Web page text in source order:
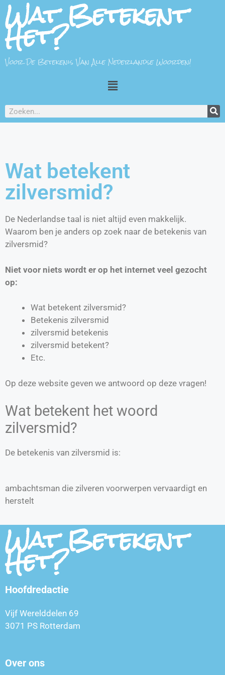
Wat Betekent
Het?
Voor De Betekenis Van Alle Nederlandse Woorden!
Wat betekent
zilversmid?
De Nederlandse taal is niet altijd even makkelijk.
Waarom ben je anders op zoek naar de betekenis van
zilversmid?
Niet voor niets wordt er op het internet veel gezocht
op:
Wat betekent zilversmid?
Betekenis zilversmid
zilversmid betekenis
zilversmid betekent?
Etc.
Op deze website geven we antwoord op deze vragen!
Wat betekent het woord
zilversmid?
De betekenis van zilversmid is:
ambachtsman die zilveren voorwerpen vervaardigt en
herstelt
Wat Betekent
Het?
Hoofdredactie
Vijf Werelddelen 69
3071 PS Rotterdam
Over ons